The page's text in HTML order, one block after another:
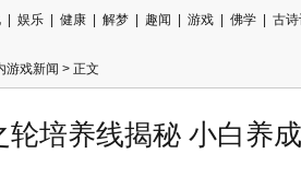
娱乐 健康 解梦 趣闻 游戏 佛学 古诗
游戏新闻 > 正文
轮培养线揭秘 小白养